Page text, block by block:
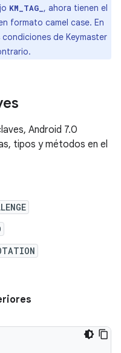
KM_TAG_ , ahora tienen el
formato camel case. En
de Keymaster
Android 7.0
tipos y métodos en el